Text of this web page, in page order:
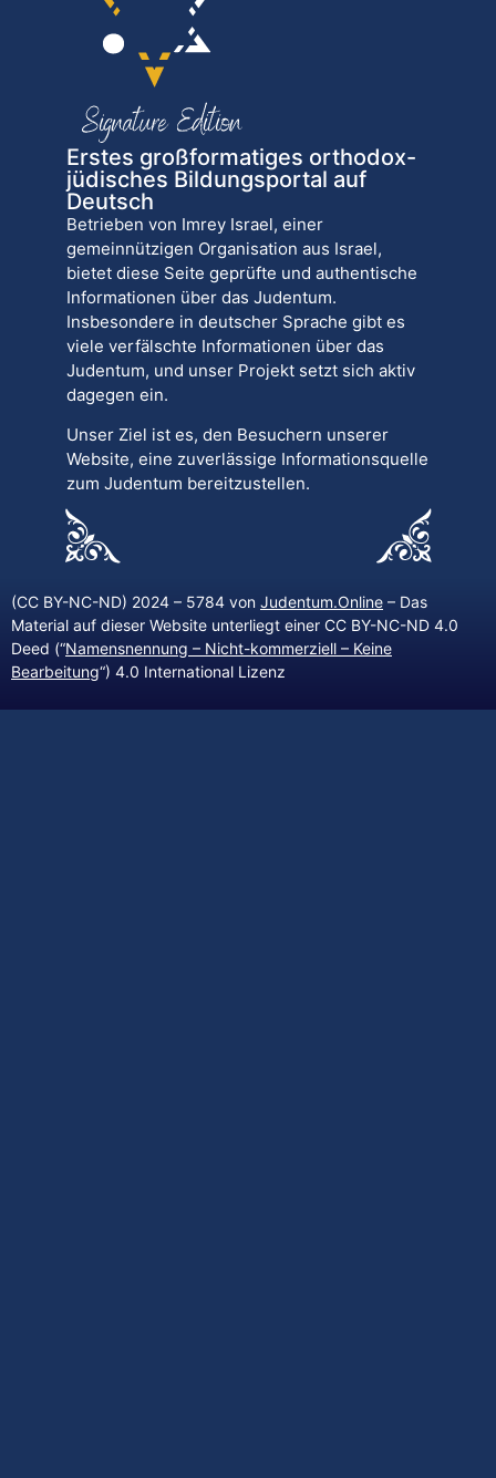
Erstes großformatiges orthodox-
jüdisches Bildungsportal auf
Deutsch
Betrieben von Imrey Israel, einer
gemeinnützigen Organisation aus Israel,
bietet diese Seite geprüfte und authentische
Informationen über das Judentum.
Insbesondere in deutscher Sprache gibt es
viele verfälschte Informationen über das
Judentum, und unser Projekt setzt sich aktiv
dagegen ein.
Unser Ziel ist es, den Besuchern unserer
Website, eine zuverlässige Informationsquelle
zum Judentum bereitzustellen.
(CC BY-NC-ND) 2024 – 5784 von Judentum.Online – Das
Material auf dieser Website unterliegt einer CC BY-NC-ND 4.0
Deed (“Namensnennung – Nicht-kommerziell – Keine
Bearbeitung“) 4.0 International Lizenz